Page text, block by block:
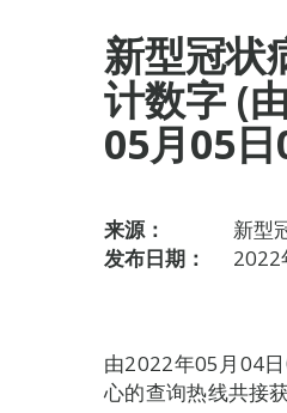
新型冠状
计数字 (
05月05
来源：
新型
发布日期：
2022
由2022年05月04
心的查询热线共接